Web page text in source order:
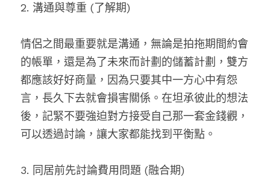
2. 溝通與尊重 (了解期)
情侶之間最重要就是溝通，無論是拍拖期間約會
的帳單，還是為了未來而計劃的儲蓄計劃，雙方
都應該好好商量，因為只要其中一方心中有怨
言，長久下去就會損害關係。在坦承彼此的想法
後，記緊不要強迫對方接受自己那一套金錢觀，
可以透過討論，讓大家都能找到平衡點。
3. 同居前先討論費用問題 (融合期)